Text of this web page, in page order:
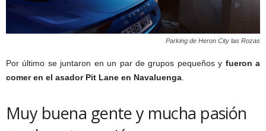
Parking de Heron City las Rozas
Por último se juntaron en un par de grupos pequeños y fueron a
comer en el asador Pit Lane en Navaluenga
Muy buena gente y mucha pasión